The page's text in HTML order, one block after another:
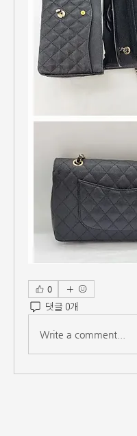
0
댓글 0개
Write a comment...